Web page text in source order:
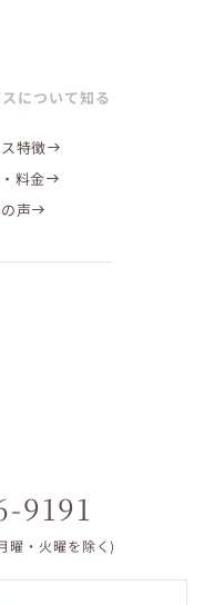
について知る
特徴
料金
声
9191
曜・火曜を除く)